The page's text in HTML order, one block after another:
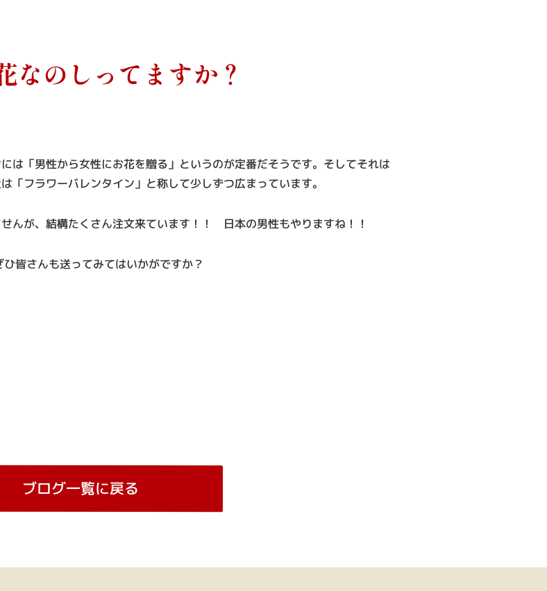
なのしってますか？
は「男性から女性にお花を贈る」というのが定番だそうです。そしてそれは
フラワーバレンタイン」と称して少しずつ広まっています。
んが、結構たくさん注文来ています！！ 日本の男性もやりますね！！
皆さんも送ってみてはいかがですか？
ブログ一覧に戻る